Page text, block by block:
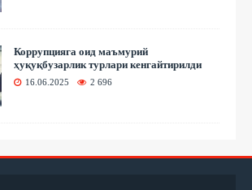
Коррупцияга оид маъмурий
ҳуқуқбузарлик турлари кенгайтирилди
16.06.2025 2 696